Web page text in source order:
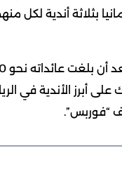
بثلاثة أندية لكل
متفوقًا بذلك على أبرز الأندية
“فوربس”.